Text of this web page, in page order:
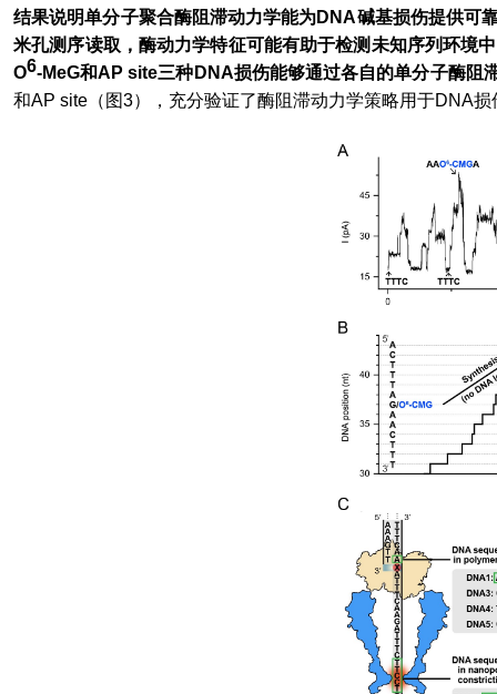
结果说明单分子聚合酶阻滞动力学能为DNA碱基损伤提供可
米孔测序读取，酶动力学特征可能有助于检测未知序列环境
O6-MeG和AP site三种 DNA损伤能够通过各自的单分子酶阻
和AP site （图3），充分验证了酶阻滞动力学策略用于DNA损